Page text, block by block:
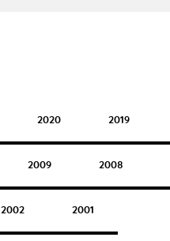
2020 2019
2009 2008
2002 2001